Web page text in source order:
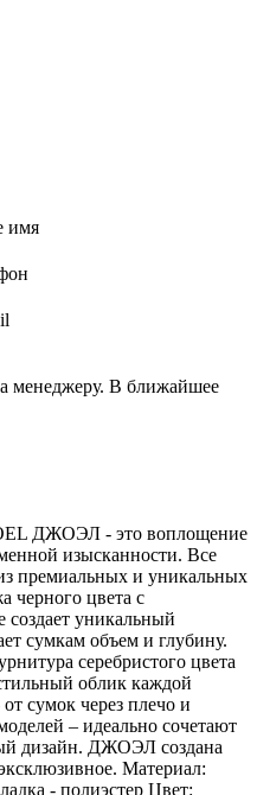
имя
менеджеру. В ближайшее
ДЖОЭЛ - это воплощение
изысканности. Все
премиальных и уникальных
черного цвета с
создает уникальный
сумкам объем и глубину.
серебристого цвета
облик каждой
сумок через плечо и
– идеально сочетают
дизайн. ДЖОЭЛ создана
Материал:
- полиэстер Цвет: